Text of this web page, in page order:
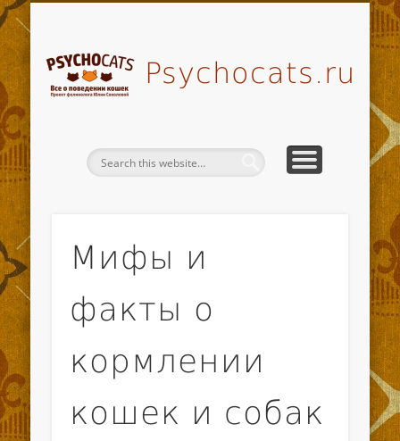
Psychocats.ru
Мифы и
факты о
кормлении
кошек и собак